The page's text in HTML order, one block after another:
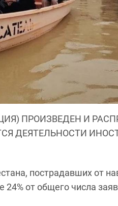
ПРОИЗВЕДЕН И
ДЕЯТЕЛЬНОСТИ
пострадавших от
от общего числа